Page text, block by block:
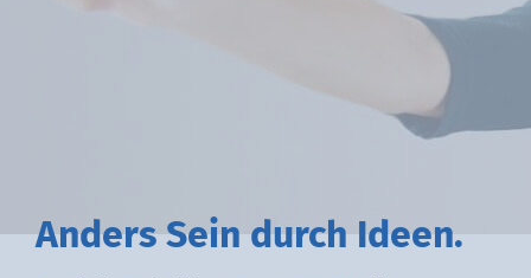
Anders Sein durch deen.